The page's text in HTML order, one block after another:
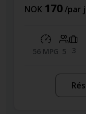
NOK 170/par
56 MPG 5 3